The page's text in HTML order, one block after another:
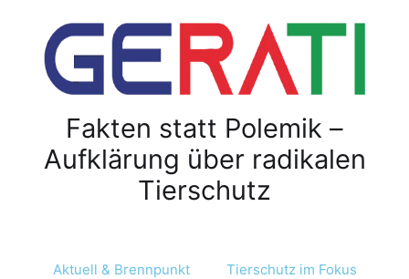
Fakten statt Polemik –
Aufklärung über radikalen
Tierschutz
Aktuell & Brennpunkt Tierschutz im Fokus